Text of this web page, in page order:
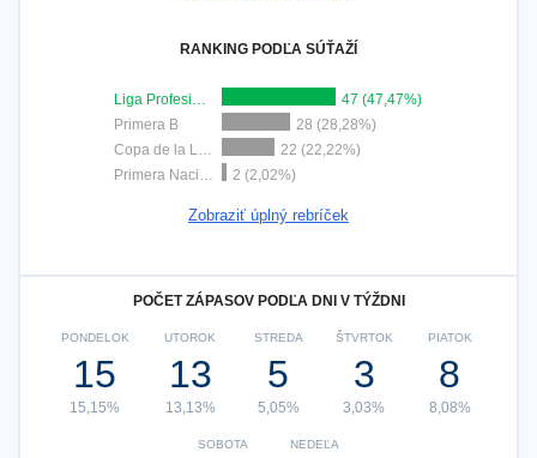
RANKING PODĽA SÚŤAŽÍ
Liga Profesional
47 (47,47%)
Primera B
28 (28,28%)
Copa de la Liga Argentina
22 (22,22%)
Primera Nacional
2 (2,02%)
Zobraziť úplný rebríček
POČET ZÁPASOV PODĽA DNI V TÝŽDNI
PONDELOK
15
15,15%
UTOROK
13
13,13%
STREDA
5
5,05%
ŠTVRTOK
3
3,03%
PIATOK
8
8,08%
SOBOTA NEDEĽA